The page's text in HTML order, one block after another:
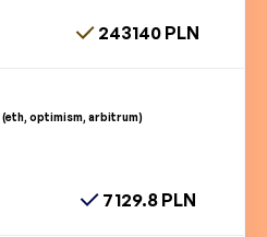
243140 PLN
(eth, optimism, arbitrum)
7129.8 PLN